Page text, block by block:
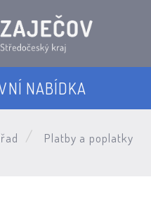
NABÍDKA
Platby a poplatky